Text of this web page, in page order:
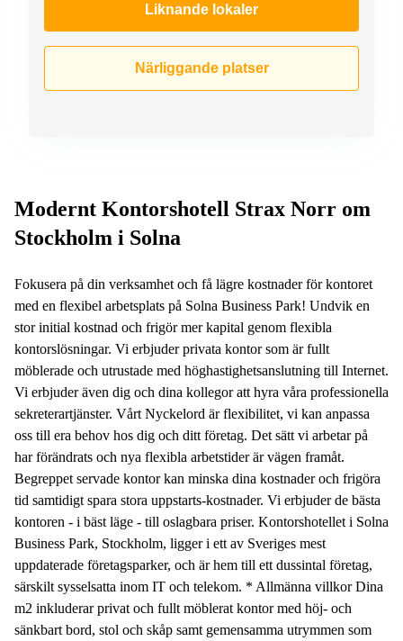
Liknande lokaler
Närliggande platser
Modernt Kontorshotell Strax Norr om
Stockholm i Solna
Fokusera på din verksamhet och få lägre kostnader för kontoret
med en flexibel arbetsplats på Solna Business Park! Undvik en
stor initial kostnad och frigör mer kapital genom flexibla
kontorslösningar. Vi erbjuder privata kontor som är fullt
möblerade och utrustade med höghastighetsanslutning till Internet.
Vi erbjuder även dig och dina kollegor att hyra våra professionella
sekreterartjänster. Vårt Nyckelord är flexibilitet, vi kan anpassa
oss till era behov hos dig och ditt företag. Det sätt vi arbetar på
har förändrats och nya flexibla arbetstider är vägen framåt.
Begreppet servade kontor kan minska dina kostnader och frigöra
tid samtidigt spara stora uppstarts-kostnader. Vi erbjuder de bästa
kontoren - i bäst läge - till oslagbara priser. Kontorshotellet i Solna
Business Park, Stockholm, ligger i ett av Sveriges mest
uppdaterade företagsparker, och är hem till ett dussintal företag,
särskilt sysselsatta inom IT och telekom. * Allmänna villkor Dina
m2 inkluderar privat och fullt möblerat kontor med höj- och
sänkbart bord, stol och skåp samt gemensamma utrymmen som